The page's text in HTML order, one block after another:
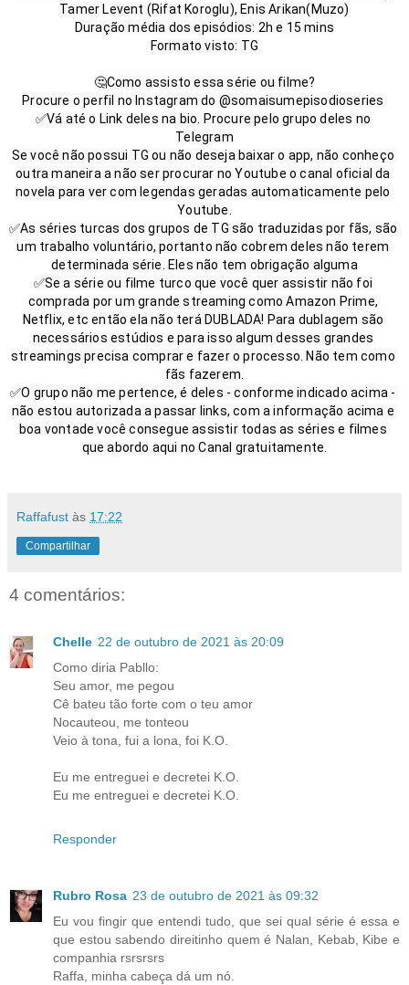
Tamer Levent (Rifat Koroglu), Enis Arikan(Muzo)
Duração média dos episódios: 2h e 15 mins
Formato visto: TG
🤔Como assisto essa série ou filme?
Procure o perfil no Instagram do @somaisumepisodioseries
✅Vá até o Link deles na bio. Procure pelo grupo deles no
Telegram
Se você não possui TG ou não deseja baixar o app, não conheço
outra maneira a não ser procurar no Youtube o canal oficial da
novela para ver com legendas geradas automaticamente pelo
Youtube.
✅As séries turcas dos grupos de TG são traduzidas por fãs, são
um trabalho voluntário, portanto não cobrem deles não terem
determinada série. Eles não tem obrigação alguma
✅Se a série ou filme turco que você quer assistir não foi
comprada por um grande streaming como Amazon Prime,
Netflix, etc então ela não terá DUBLADA! Para dublagem são
necessários estúdios e para isso algum desses grandes
streamings precisa comprar e fazer o processo. Não tem como
fãs fazerem.
✅O grupo não me pertence, é deles - conforme indicado acima -
não estou autorizada a passar links, com a informação acima e
boa vontade você consegue assistir todas as séries e filmes
Raffafust às 17:22
Compartilhar
4 comentários:
Chelle 22 de outubro de 2021 às 20:09
Como diria Pabllo:
Seu amor, me pegou
Cê bateu tão forte com o teu amor
Nocauteou, me tonteou
Veio à tona, fui a lona, foi K.O.
Eu me entreguei e decretei K.O.
Eu me entreguei e decretei K.O.
Responder
Rubro Rosa 23 de outubro de 2021 às 09:32
Eu vou fingir que entendi tudo, que sei qual série é essa e
que estou sabendo direitinho quem é Nalan, Kebab, Kibe e
companhia rsrsrsrs
Raffa, minha cabeça dá um nó.